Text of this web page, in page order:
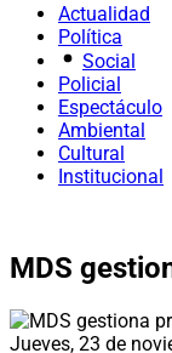
Actualidad
Política
Social
Policial
Espectáculo
Ambiental
Cultural
Institucional
MDS
Jueves, 23 de